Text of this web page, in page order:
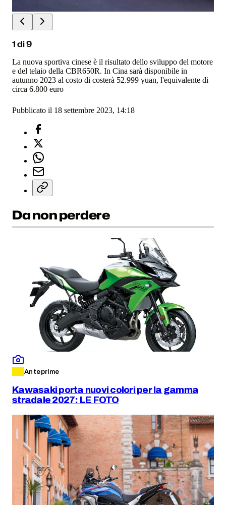
1di9
La nuova sportiva cinese è il risultato dello sviluppo del motore
e del telaio della CBR650R. In Cina sarà disponibile in
autunno 2023 al costo di costerà 52.999 yuan, l'equivalente di
circa 6.800 euro
Pubblicato il 18 settembre 2023, 14:18
Da non perdere
Anteprime
Kawasaki porta nuovi colori per la gamma
stradale 2027: LE FOTO